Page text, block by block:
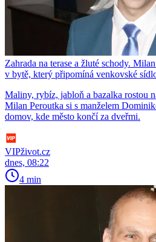
Zahrada na terase a žluté schody.
v bytě, který připomíná venkovské
Maliny, rybíz, jabloň a bazalka rostou
Milan Peroutka si s manželem
domov, kde město končí za dveřmi.
VIPživot.cz
dnes, 08:22
4 min